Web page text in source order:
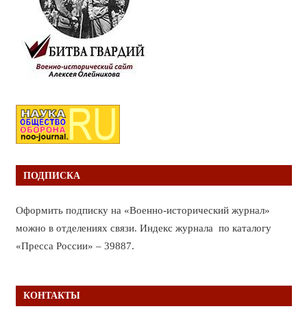
ПОДПИСКА
Оформить подписку на «Военно-исторический журнал»
можно в отделениях связи. Индекс журнала по каталогу
«Пресса России» – 39887.
КОНТАКТЫ